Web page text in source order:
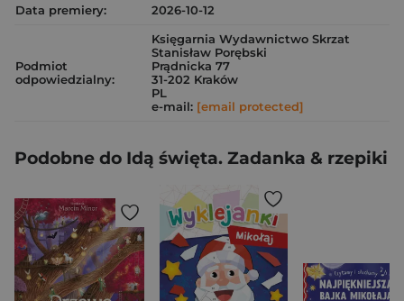
Data premiery:
2026-10-12
Podmiot
odpowiedzialny:
Księgarnia Wydawnictwo Skrzat
Stanisław Porębski
Prądnicka 77
31-202 Kraków
PL
e-mail: [email protected]
Podobne do Idą święta. Zadanka & rzepiki